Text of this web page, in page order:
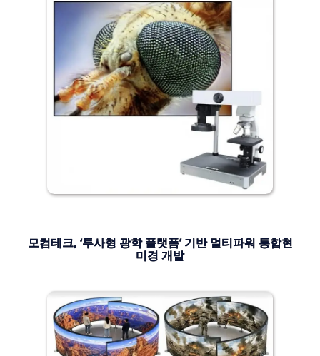
모컴테크, ‘투사형 광학 플랫폼’ 기반 멀티파워 통합현
미경 개발